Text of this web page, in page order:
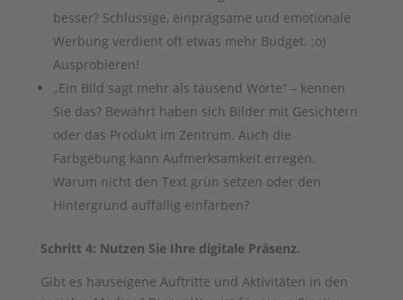
besser? Schlüssige, einprägsame und emotionale
Werbung verdient oft etwas mehr Budget. ;o)
Ausprobieren!
„Ein Bild sagt mehr als tausend Worte“ – kennen
Sie das? Bewährt haben sich Bilder mit Gesichtern
oder das Produkt im Zentrum. Auch die
Farbgebung kann Aufmerksamkeit erregen.
Warum nicht den Text grün setzen oder den
Hintergrund auffällig einfärben?
Schritt 4: Nutzen Sie Ihre digitale Präsenz.
Gibt es hauseigene Auftritte und Aktivitäten in den